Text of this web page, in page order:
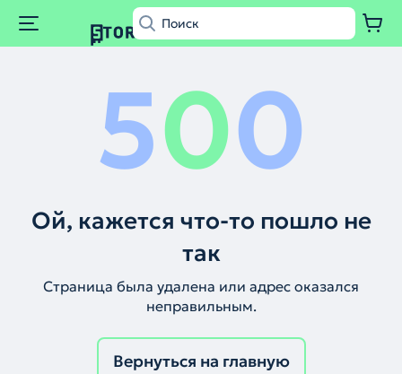
500
Ой, кажется что-то пошло не
так
Страница была удалена или адрес оказался
неправильным.
Вернуться на главную